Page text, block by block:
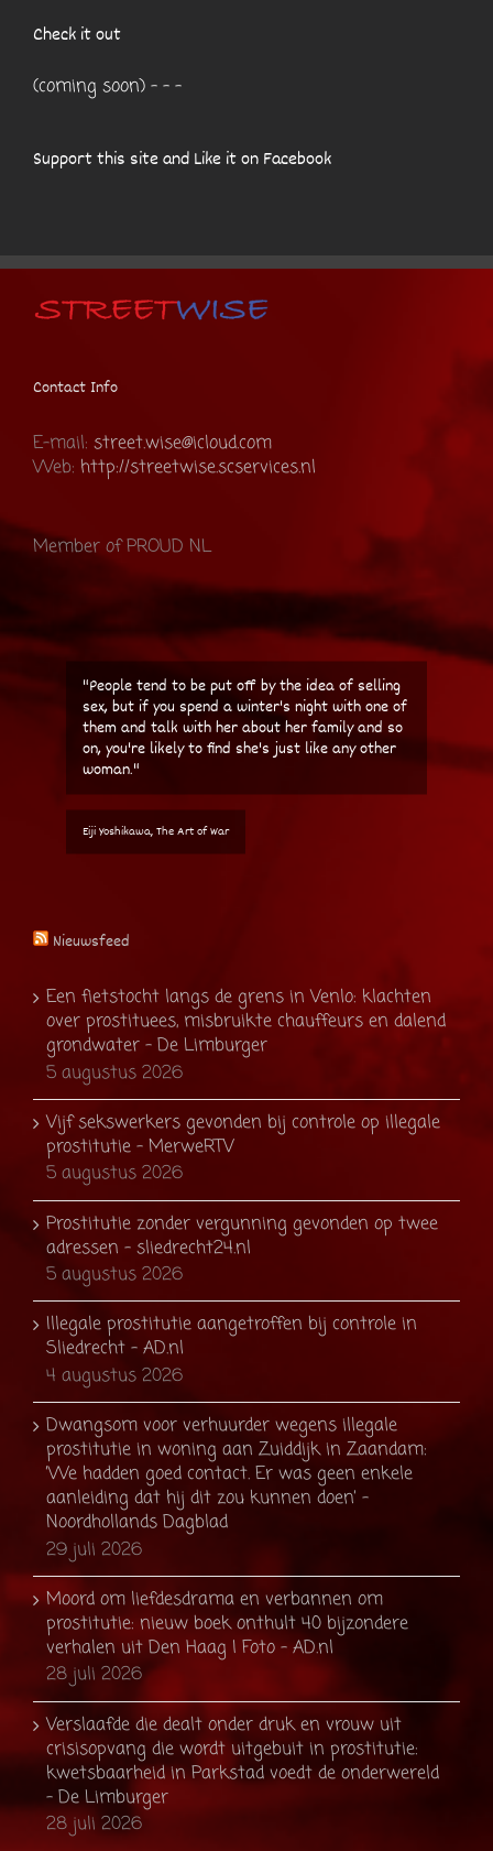
Check it out
(coming soon) - - -
Support this site and Like it on Facebook
Contact Info
E-mail: street.wise@icloud.com
Web: http://streetwise.scservices.nl
Member of PROUD NL
"People tend to be put off by the idea of selling
sex, but if you spend a winter's night with one of
them and talk with her about her family and so
on, you're likely to find she's just like any other
woman."
Eiji Yoshikawa, The Art of War
Nieuwsfeed
Een fietstocht langs de grens in Venlo: klachten
over prostituees, misbruikte chauffeurs en dalend
grondwater - De Limburger
5 augustus 2026
Vijf sekswerkers gevonden bij controle op illegale
prostitutie - MerweRTV
5 augustus 2026
Prostitutie zonder vergunning gevonden op twee
adressen - sliedrecht24.nl
5 augustus 2026
Illegale prostitutie aangetroffen bij controle in
Sliedrecht - AD.nl
4 augustus 2026
Dwangsom voor verhuurder wegens illegale
prostitutie in woning aan Zuiddijk in Zaandam:
’We hadden goed contact. Er was geen enkele
aanleiding dat hij dit zou kunnen doen’ -
Noordhollands Dagblad
29 juli 2026
Moord om liefdesdrama en verbannen om
prostitutie: nieuw boek onthult 40 bijzondere
verhalen uit Den Haag | Foto - AD.nl
28 juli 2026
Verslaafde die dealt onder druk en vrouw uit
crisisopvang die wordt uitgebuit in prostitutie:
kwetsbaarheid in Parkstad voedt de onderwereld
- De Limburger
28 juli 2026